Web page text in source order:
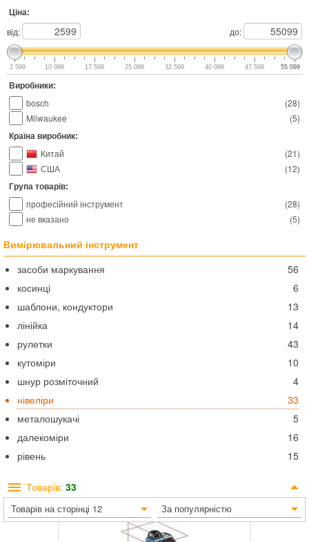
Ціна:
від: до:
2 599 10 099 17 599 25 099 32 599 40 099 47 599 55 099
Виробники:
(28)
bosch
(5)
Milwaukee
Країна виробник:
(21)
Китай
(12)
США
Група товарів:
(28)
професійний інструмент
(5)
не вказано
Вимірювальний інструмент
56
засоби маркування
6
косинці
13
шаблони, кондуктори
14
лінійка
43
рулетки
10
кутоміри
4
шнур розміточний
33
нівеліри
5
металошукачі
16
далекоміри
15
рівень
Товарів: 33
Товарів на сторінці 12 За популярністю